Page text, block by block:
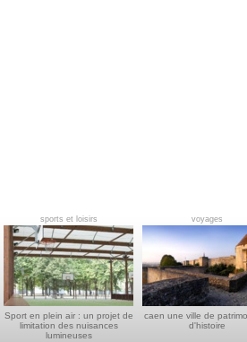
sports et loisirs
Sport en plein air : un projet de
limitation des nuisances
lumineuses
voyages
caen une ville de
d'histoire